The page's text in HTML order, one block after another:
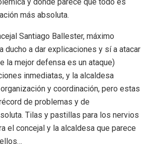
más absoluta.
Santiago Ballester, máximo
ducho a dar explicaciones y sí a atacar
la mejor defensa es un ataque)
inmediatas, y la alcaldesa
y coordinación, pero estas
de problemas y de
Tilas y pastillas para los nervios
el concejal y la alcaldesa que parece